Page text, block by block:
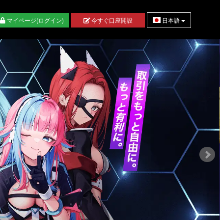
マイページ(ログイン) 今すぐ口座開設 日本語